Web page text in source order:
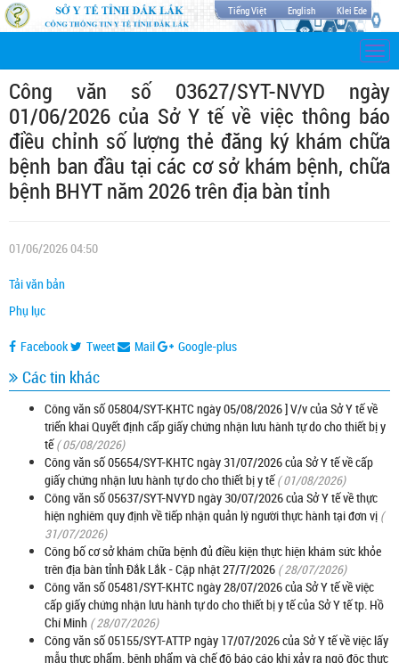
Tiếng Việt English Klei Ede
Công văn số 03627/SYT-NVYD ngày
01/06/2026 của Sở Y tế về việc thông báo
điều chỉnh số lượng thẻ đăng ký khám chữa
bệnh ban đầu tại các cơ sở khám bệnh, chữa
bệnh BHYT năm 2026 trên địa bàn tỉnh
01/06/2026 04:50
Tải văn bản
Phụ lục
Facebook Tweet Mail Google-plus
Các tin khác
Công văn số 05804/SYT-KHTC ngày 05/08/2026 ] V/v của Sở Y tế về
triển khai Quyết định cấp giấy chứng nhận lưu hành tự do cho thiết bị y
tế ( 05/08/2026)
Công văn số 05654/SYT-KHTC ngày 31/07/2026 của Sở Y tế về cấp
giấy chứng nhận lưu hành tự do cho thiết bị y tế ( 01/08/2026)
Công văn số 05637/SYT-NVYD ngày 30/07/2026 của Sở Y tế về thực
hiện nghiêm quy định về tiếp nhận quản lý người thực hành tại đơn vị (
31/07/2026)
Công bố cơ sở khám chữa bệnh đủ điều kiện thực hiện khám sức khỏe
trên địa bàn tỉnh Đắk Lắk - Cập nhật 27/7/2026 ( 28/07/2026)
Công văn số 05481/SYT-KHTC ngày 28/07/2026 của Sở Y tế về việc
cấp giấy chứng nhận lưu hành tự do cho thiết bị y tế của Sở Y tế tp. Hồ
Chí Minh ( 28/07/2026)
Công văn số 05155/SYT-ATTP ngày 17/07/2026 của Sở Y tế về việc lấy
mẫu thực phẩm, bệnh phẩm và chế độ báo cáo khi xảy ra ngộ độc thực